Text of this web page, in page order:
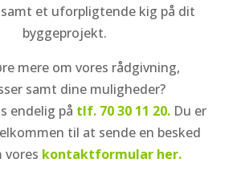
et uforpligtende kig på dit
byggeprojekt.
mere om vores rådgivning,
samt dine muligheder?
endelig på tlf. 70 30 11 20. Du er
til at sende en besked
vores kontaktformular her.